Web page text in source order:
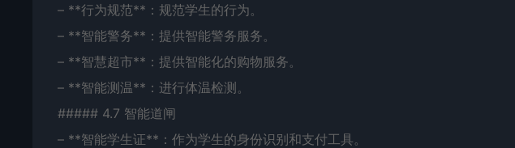
– **行为规范**：规范学生的行为。
– **智能警务**：提供智能警务服务。
– **智慧超市**：提供智能化的购物服务。
– **智能测温**：进行体温检测。
##### 4.7 智能道闸
– **智能学生证**：作为学生的身份识别和支付工具。